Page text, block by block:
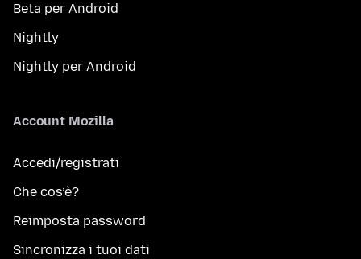
Beta per Android
Nightly
Nightly per Android
Account Mozilla
Accedi/registrati
Che cos’è?
Reimposta password
Sincronizza i tuoi dati